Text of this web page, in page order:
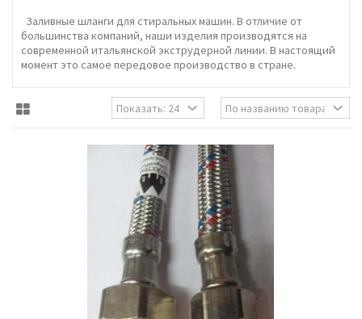
Заливные шланги для стиральных машин. В отличие от
большинства компаний, наши изделия производятся на
современной итальянской экструдерной линии. В настоящий
момент это самое передовое производство в стране.